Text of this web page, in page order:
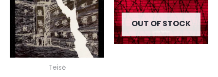
Teisė
OUT OF STOCK